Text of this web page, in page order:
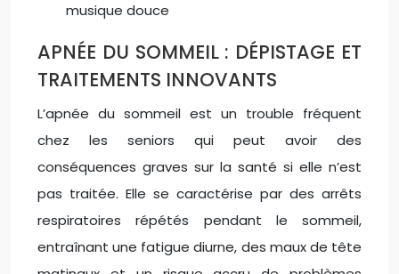
musique douce
APNÉE DU SOMMEIL : DÉPISTAGE ET
TRAITEMENTS INNOVANTS
L’apnée du sommeil est un trouble fréquent
chez les seniors qui peut avoir des
conséquences graves sur la santé si elle n’est
pas traitée. Elle se caractérise par des arrêts
respiratoires répétés pendant le sommeil,
entraînant une fatigue diurne, des maux de tête